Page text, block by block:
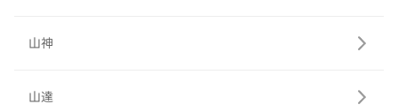
山神
山達